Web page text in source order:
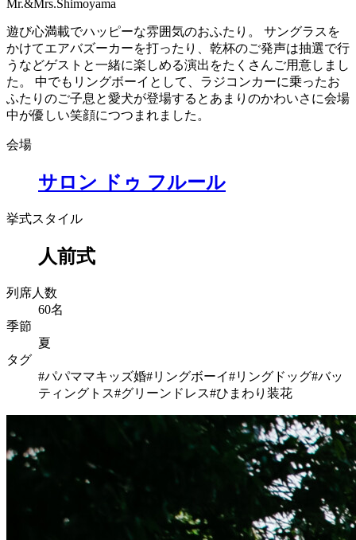
Mr.&Mrs.Shimoyama
遊び心満載でハッピーな雰囲気のおふたり。 サングラスを
かけてエアバズーカーを打ったり、乾杯のご発声は抽選で行
うなどゲストと一緒に楽しめる演出をたくさんご用意しまし
た。 中でもリングボーイとして、ラジコンカーに乗ったお
ふたりのご子息と愛犬が登場するとあまりのかわいさに会場
中が優しい笑顔につつまれました。
会場
サロン ドゥ フルール
挙式スタイル
人前式
列席人数
60名
季節
夏
タグ
#パパママキッズ婚#リングボーイ#リングドッグ#バッ
ティングトス#グリーンドレス#ひまわり装花